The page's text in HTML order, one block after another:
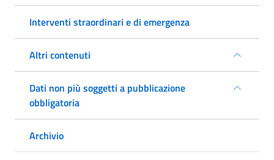
Interventi straordinari e di emergenza
Altri contenuti
Dati non più soggetti a pubblicazione
obbligatoria
Archivio